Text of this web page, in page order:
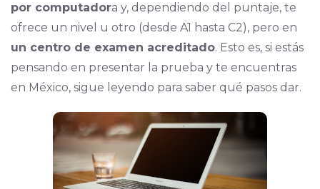
por computadora y, dependiendo del puntaje, te
ofrece un nivel u otro (desde A1 hasta C2), pero en
un centro de examen acreditado. Esto es, si estás
pensando en presentar la prueba y te encuentras
en México, sigue leyendo para saber qué pasos dar.